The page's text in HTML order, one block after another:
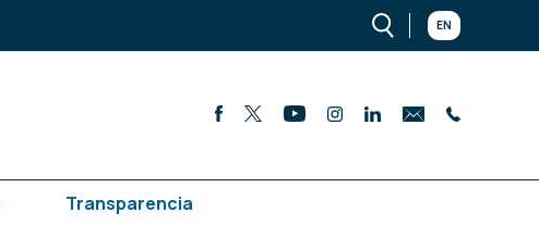
EN
Transparencia